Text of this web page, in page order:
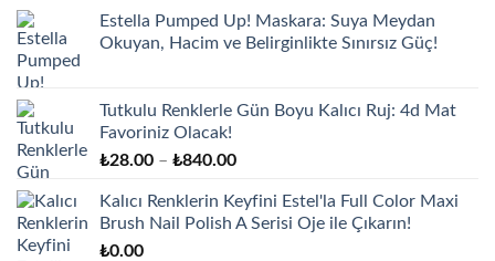
Estella Pumped Up! Maskara: Suya Meydan
Okuyan, Hacim ve Belirginlikte Sınırsız Güç!
Tutkulu Renklerle Gün Boyu Kalıcı Ruj: 4d Mat
Favoriniz Olacak!
₺28.00 – ₺840.00Fiyat
₺28.00
-
Kalıcı Renklerin Keyfini Estel'la Full Color Maxi
Brush Nail Polish A Serisi Oje ile Çıkarın!
₺0.00